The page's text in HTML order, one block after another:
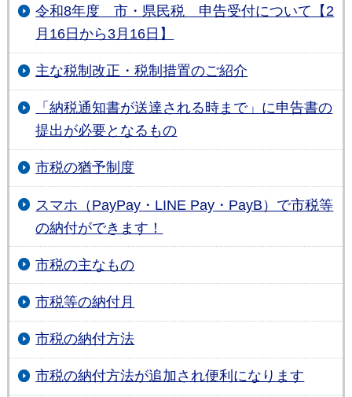
令和8年度 市・県民税 申告受付について【2
月16日から3月16日】
主な税制改正・税制措置のご紹介
「納税通知書が送達される時まで」に申告書の
提出が必要となるもの
市税の猶予制度
スマホ（PayPay・LINE Pay・PayB）で市税等
の納付ができます！
市税の主なもの
市税等の納付月
市税の納付方法
市税の納付方法が追加され便利になります